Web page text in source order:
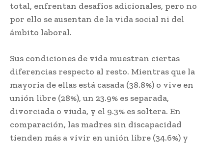
total, enfrentan desafíos adicionales, pero no
por ello se ausentan de la vida social ni del
ámbito laboral.
Sus condiciones de vida muestran ciertas
diferencias respecto al resto. Mientras que la
mayoría de ellas está casada (38.8%) o vive en
unión libre (28%), un 23.9% es separada,
divorciada o viuda, y el 9.3% es soltera. En
comparación, las madres sin discapacidad
tienden más a vivir en unión libre (34.6%) y